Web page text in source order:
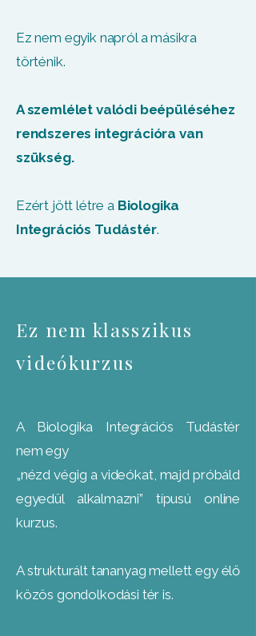
Ez nem egyik napról a másikra
történik.
A szemlélet valódi beépüléséhez
rendszeres integrációra van
szükség.
Ezért jött létre a Biologika
Integrációs Tudástér.
Ez nem klasszikus
videókurzus
A Biologika Integrációs Tudástér
nem egy
„nézd végig a videókat, majd próbáld
egyedül alkalmazni” típusú online
kurzus.
A strukturált tananyag mellett egy élő
közös gondolkodási tér is.